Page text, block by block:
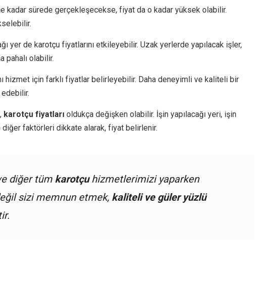
kadar sürede gerçekleşecekse, fiyat da o kadar yüksek olabilir.
yer de karotçu fiyatlarını etkileyebilir. Uzak yerlerde yapılacak işler,
pahalı olabilir.
hizmet için farklı fiyatlar belirleyebilir. Daha deneyimli ve kaliteli bir
karotçu fiyatları oldukça değişken olabilir. İşin yapılacağı yeri, işin
faktörleri dikkate alarak, fiyat belirlenir.
diğer tüm karotçuhizmetlerimizi yaparken
sizi memnun etmek, kaliteli ve güler yüzlü